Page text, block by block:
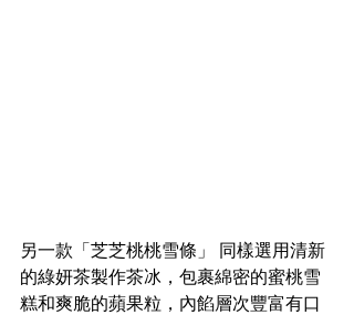
另一款「芝芝桃桃雪條」 同樣選用清新
的綠妍茶製作茶冰，包裹綿密的蜜桃雪
糕和爽脆的蘋果粒，內餡層次豐富有口